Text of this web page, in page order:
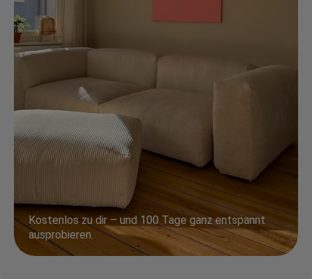
Kostenlos zu dir – und 100 Tage ganz entspannt
ausprobieren.